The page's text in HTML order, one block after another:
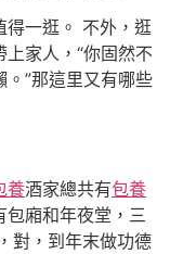
得一逛。 不外，逛
家人，“你固然不
”那這里又有哪些
養酒家總共有包養
包廂和年夜堂，三
對，到年末做功德